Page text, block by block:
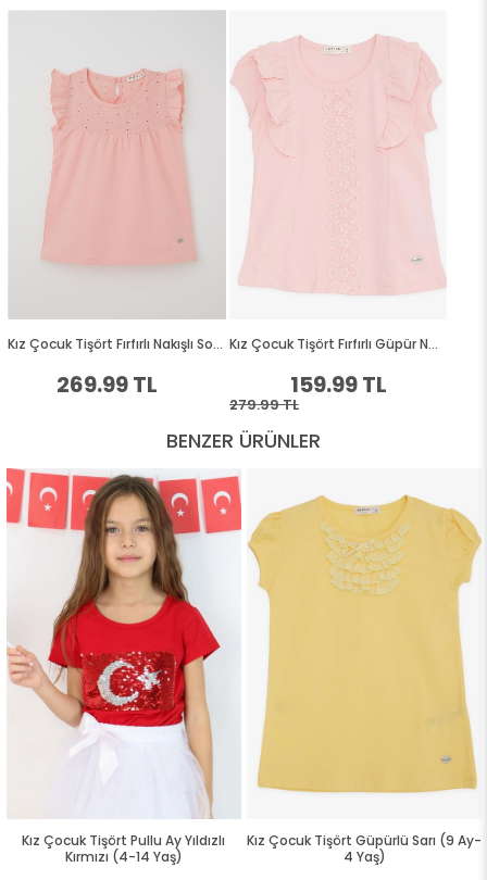
BENZER ÜRÜNLER
Kız Çocuk Tişört Pullu Ay Yıldızlı
Kırmızı (4-14 Yaş)
Kız Çocuk Tişört Güpürlü Sarı (9 Ay-
4 Yaş)